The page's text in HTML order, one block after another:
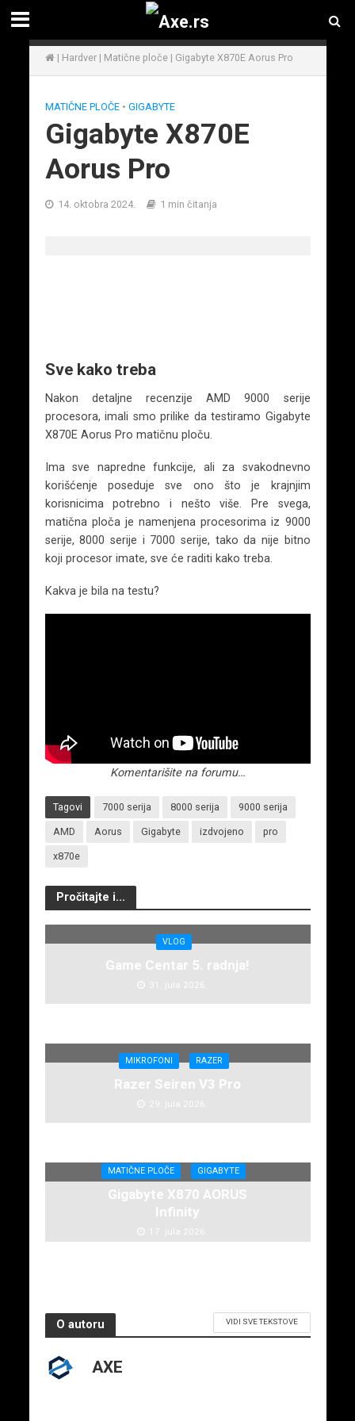
| Hardver| Matične ploče| Gigabyte X870E Aorus Pro
MATIČNE PLOČE • GIGABYTE
Gigabyte X870E
Aorus Pro
14. oktobra 2024. 1 min čitanja
Sve kako treba
Nakon detaljne recenzije AMD 9000 serije
procesora, imali smo prilike da testiramo Gigabyte
X870E Aorus Pro matičnu ploču.
Ima sve napredne funkcije, ali za svakodnevno
korišćenje poseduje sve ono što je krajnjim
korisnicima potrebno i nešto više. Pre svega,
matična ploča je namenjena procesorima iz 9000
serije, 8000 serije i 7000 serije, tako da nije bitno
koji procesor imate, sve će raditi kako treba.
Kakva je bila na testu?
Komentarišite na forumu…
Tagovi 7000 serija 8000 serija 9000 serija
AMD Aorus Gigabyte izdvojeno pro
x870e
Pročitajte i...
VLOG
Game Centar 5. radnja!
31. jula 2026.
MIKROFONI RAZER
Razer Seiren V3 Pro
29. jula 2026.
MATIČNE PLOČE GIGABYTE
Gigabyte X870 AORUS
Infinity
17. jula 2026.
O autoru VIDI SVE TEKSTOVE
AXE